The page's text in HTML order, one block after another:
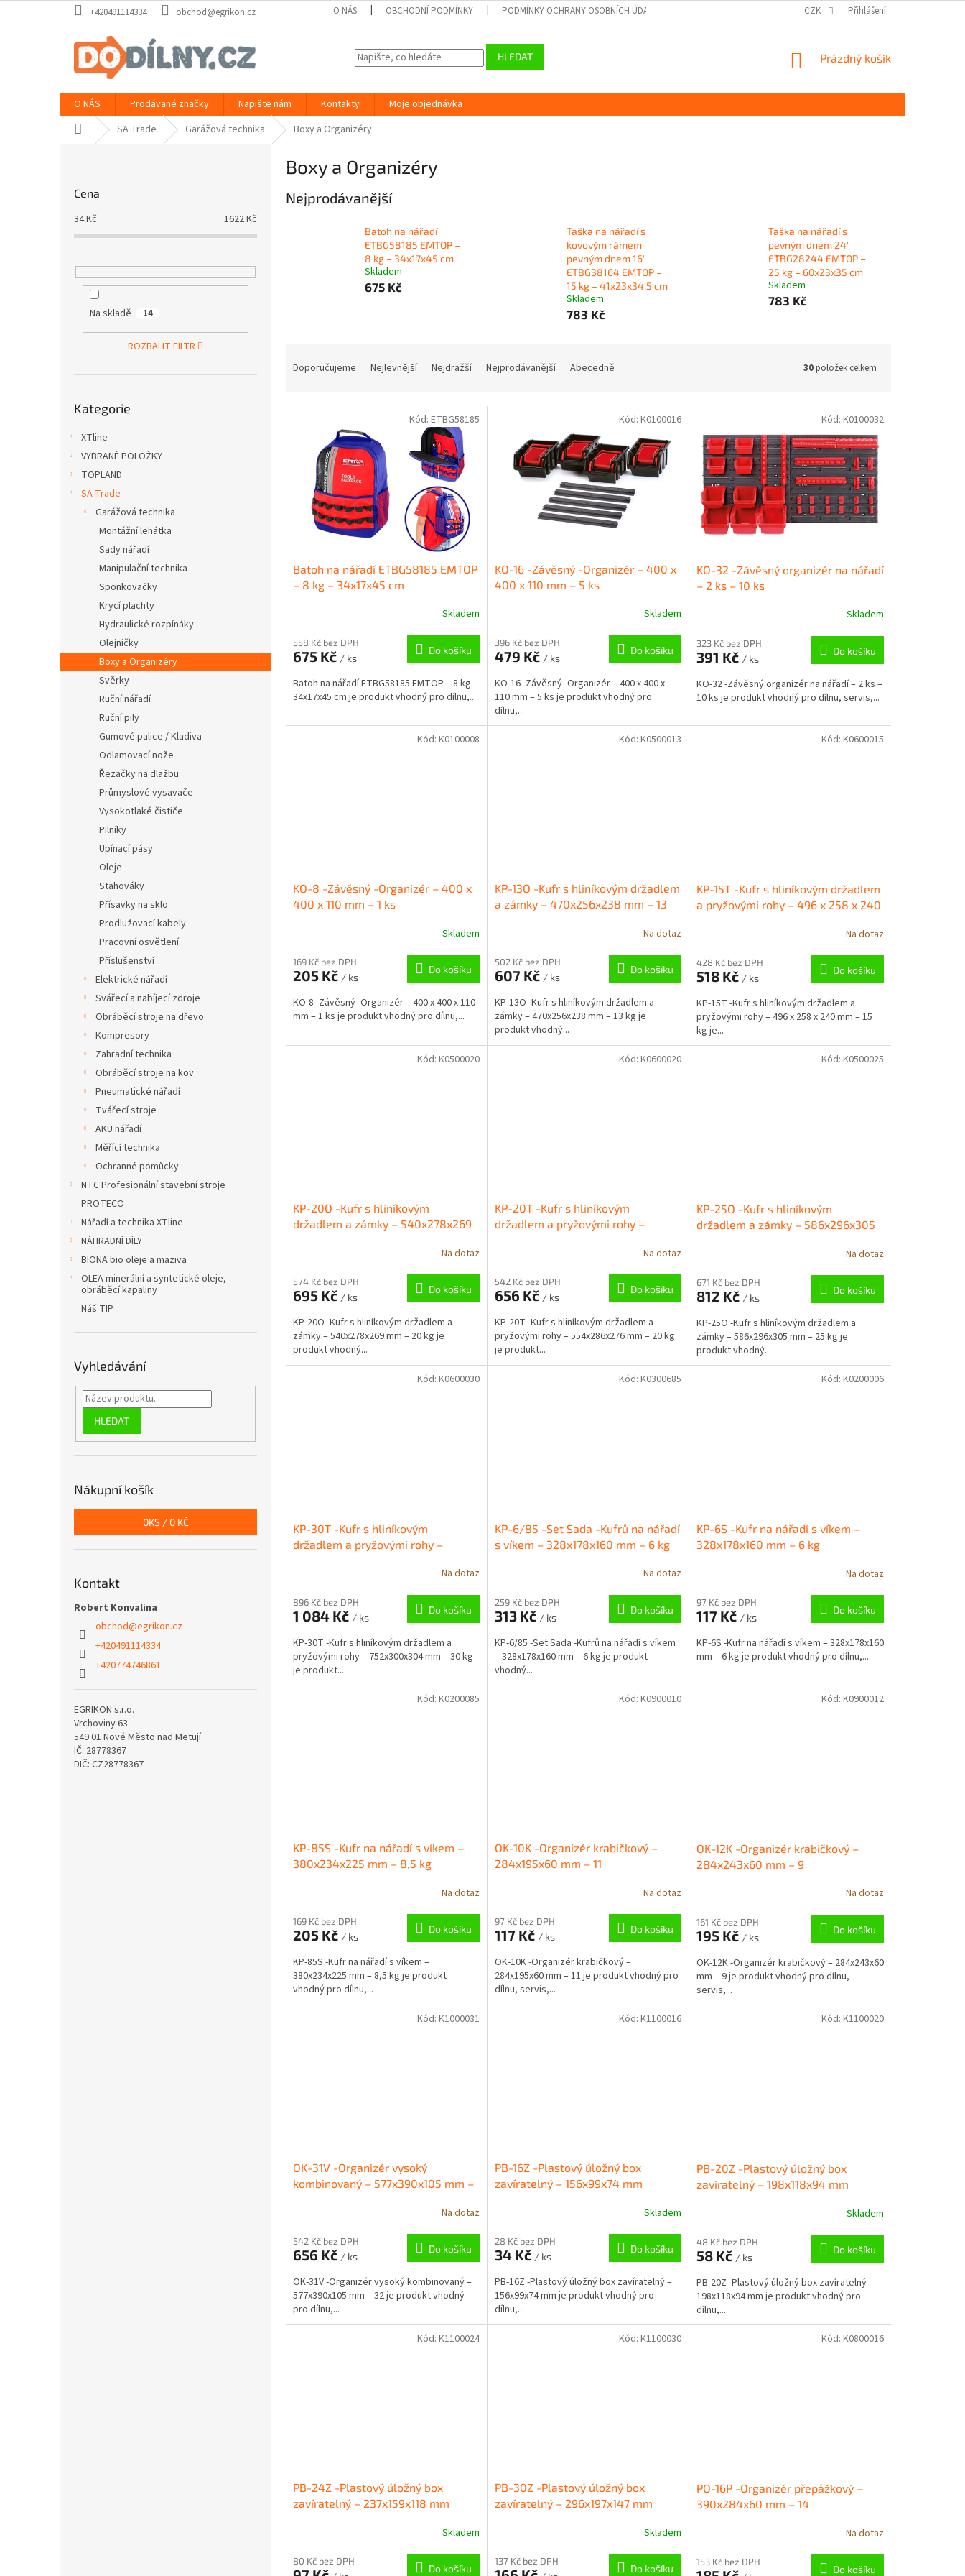
na
+420491114334 obchod@egrikon.cz O NÁS OBCHODNÍ PODMÍNKY PODMÍNKY OCHRANY OSOBNÍCH ÚDAJŮ GDPR CZK Přihlášení
HLEDAT
NÁKUPNÍ
Prázdný košík
O NÁS Prodávané značky Napište nám Kontakty
Moje objednávka
Domů SA Trade Garážová technika Boxy a Organizéry
Cena
34Kč 1622Kč
Na skladě 14
ROZBALIT FILTR
kategorie
Kategorie
XTline
VYBRANÉ POLOŽKY
TOPLAND
SA Trade
Garážová technika
Montážní lehátka
Sady nářadí
Manipulační technika
Sponkovačky
Krycí plachty
Hydraulické rozpínáky
Olejničky
Boxy a Organizéry
Svěrky
Ruční nářadí
Ruční pily
Gumové palice / Kladiva
Odlamovací nože
Řezačky na dlažbu
Průmyslové vysavače
Vysokotlaké čističe
Pilníky
Upínací pásy
Oleje
Stahováky
Přísavky na sklo
Prodlužovací kabely
Pracovní osvětlení
Příslušenství
Elektrické nářadí
Svářecí a nabíjecí zdroje
Obráběcí stroje na dřevo
Kompresory
Zahradní technika
Obráběcí stroje na kov
Pneumatické nářadí
Tvářecí stroje
AKU nářadí
Měřící technika
Ochranné pomůcky
NTC Profesionální stavební stroje
PROTECO
Nářadí a technika XTline
NÁHRADNÍ DÍLY
BIONA bio oleje a maziva
OLEA minerální a syntetické oleje,
obráběcí kapaliny
Náš TIP
Vyhledávání
HLEDAT
Nákupní košík
0KS / 0 KČ
Kontakt
Robert Konvalina
obchod@egrikon.cz
+420491114334
+420774746861
EGRIKON s.r.o.
Vrchoviny 63
549 01 Nové Město nad Metují
IČ: 28778367
DIČ: CZ28778367
Boxy a Organizéry
Nejprodávanější
Batoh na nářadí
ETBG58185 EMTOP –
8 kg – 34x17x45 cm
Skladem
675 Kč
Taška na nářadí s
kovovým rámem
pevným dnem 16"
ETBG38164 EMTOP –
15 kg – 41x23x34,5 cm
Skladem
783 Kč
Taška na nářadí s
pevným dnem 24"
ETBG28244 EMTOP –
25 kg – 60x23x35 cm
Skladem
783 Kč
Doporučujeme Nejlevnější Nejdražší Nejprodávanější Abecedně 30položek celkem
Batoh na nářadí ETBG58185 EMTOP
– 8 kg – 34x17x45 cm
Skladem
558 Kč bez DPH
675 Kč / ks
Do košíku
Batoh na nářadí ETBG58185 EMTOP – 8 kg –
34x17x45 cm je produkt vhodný pro dílnu,...
Kód: ETBG58185
KO-16 -Závěsný -Organizér – 400 x
400 x 110 mm – 5 ks
Skladem
396 Kč bez DPH
479 Kč / ks
Do košíku
KO-16 -Závěsný -Organizér – 400 x 400 x
110 mm – 5 ks je produkt vhodný pro
dílnu,...
Kód: K0100016
KO-32 -Závěsný organizér na nářadí
– 2 ks – 10 ks
Skladem
323 Kč bez DPH
391 Kč / ks
Do košíku
KO-32 -Závěsný organizér na nářadí – 2 ks –
10 ks je produkt vhodný pro dílnu, servis,...
Kód: K0100032
KO-8 -Závěsný -Organizér – 400 x
400 x 110 mm – 1 ks
Skladem
169 Kč bez DPH
205 Kč / ks
Do košíku
KO-8 -Závěsný -Organizér – 400 x 400 x 110
mm – 1 ks je produkt vhodný pro dílnu,...
Kód: K0100008
KP-13O -Kufr s hliníkovým držadlem
a zámky – 470x256x238 mm – 13
Na dotaz
502 Kč bez DPH
607 Kč / ks
Do košíku
KP-13O -Kufr s hliníkovým držadlem a
zámky – 470x256x238 mm – 13 kg je
produkt vhodný...
Kód: K0500013
KP-15T -Kufr s hliníkovým držadlem
a pryžovými rohy – 496 x 258 x 240
Na dotaz
428 Kč bez DPH
518 Kč / ks
Do košíku
KP-15T -Kufr s hliníkovým držadlem a
pryžovými rohy – 496 x 258 x 240 mm – 15
kg je...
Kód: K0600015
KP-20O -Kufr s hliníkovým
držadlem a zámky – 540x278x269
Na dotaz
574 Kč bez DPH
695 Kč / ks
Do košíku
KP-20O -Kufr s hliníkovým držadlem a
zámky – 540x278x269 mm – 20 kg je
produkt vhodný...
Kód: K0500020
KP-20T -Kufr s hliníkovým
držadlem a pryžovými rohy –
Na dotaz
542 Kč bez DPH
656 Kč / ks
Do košíku
KP-20T -Kufr s hliníkovým držadlem a
pryžovými rohy – 554x286x276 mm – 20 kg
je produkt...
Kód: K0600020
KP-25O -Kufr s hliníkovým
držadlem a zámky – 586x296x305
Na dotaz
671 Kč bez DPH
812 Kč / ks
Do košíku
KP-25O -Kufr s hliníkovým držadlem a
zámky – 586x296x305 mm – 25 kg je
produkt vhodný...
Kód: K0500025
KP-30T -Kufr s hliníkovým
držadlem a pryžovými rohy –
Na dotaz
896 Kč bez DPH
1 084 Kč / ks
Do košíku
KP-30T -Kufr s hliníkovým držadlem a
pryžovými rohy – 752x300x304 mm – 30 kg
je produkt...
Kód: K0600030
KP-6/85 -Set Sada -Kufrů na nářadí
s víkem – 328x178x160 mm – 6 kg
Na dotaz
259 Kč bez DPH
313 Kč / ks
Do košíku
KP-6/85 -Set Sada -Kufrů na nářadí s víkem
– 328x178x160 mm – 6 kg je produkt
vhodný...
Kód: K0300685
KP-6S -Kufr na nářadí s víkem –
328x178x160 mm – 6 kg
Na dotaz
97 Kč bez DPH
117 Kč / ks
Do košíku
KP-6S -Kufr na nářadí s víkem – 328x178x160
mm – 6 kg je produkt vhodný pro dílnu,...
Kód: K0200006
KP-85S -Kufr na nářadí s víkem –
380x234x225 mm – 8,5 kg
Na dotaz
169 Kč bez DPH
205 Kč / ks
Do košíku
KP-85S -Kufr na nářadí s víkem –
380x234x225 mm – 8,5 kg je produkt
vhodný pro dílnu,...
Kód: K0200085
OK-10K -Organizér krabičkový –
284x195x60 mm – 11
Na dotaz
97 Kč bez DPH
117 Kč / ks
Do košíku
OK-10K -Organizér krabičkový –
284x195x60 mm – 11 je produkt vhodný pro
dílnu, servis,...
Kód: K0900010
OK-12K -Organizér krabičkový –
284x243x60 mm – 9
Na dotaz
161 Kč bez DPH
195 Kč / ks
Do košíku
OK-12K -Organizér krabičkový – 284x243x60
mm – 9 je produkt vhodný pro dílnu,
servis,...
Kód: K0900012
OK-31V -Organizér vysoký
kombinovaný – 577x390x105 mm –
Na dotaz
542 Kč bez DPH
656 Kč / ks
Do košíku
OK-31V -Organizér vysoký kombinovaný –
577x390x105 mm – 32 je produkt vhodný
pro dílnu,...
Kód: K1000031
PB-16Z -Plastový úložný box
zavíratelný – 156x99x74 mm
Skladem
28 Kč bez DPH
34 Kč / ks
Do košíku
PB-16Z -Plastový úložný box zavíratelný –
156x99x74 mm je produkt vhodný pro
dílnu,...
Kód: K1100016
PB-20Z -Plastový úložný box
zavíratelný – 198x118x94 mm
Skladem
48 Kč bez DPH
58 Kč / ks
Do košíku
PB-20Z -Plastový úložný box zavíratelný –
198x118x94 mm je produkt vhodný pro
dílnu,...
Kód: K1100020
PB-24Z -Plastový úložný box
zavíratelný – 237x159x118 mm
Skladem
80 Kč bez DPH
Do košíku
Kód: K1100024
PB-30Z -Plastový úložný box
zavíratelný – 296x197x147 mm
Skladem
137 Kč bez DPH
Do košíku
Kód: K1100030
PO-16P -Organizér přepážkový –
390x284x60 mm – 14
Na dotaz
153 Kč bez DPH
Do košíku
Kód: K0800016